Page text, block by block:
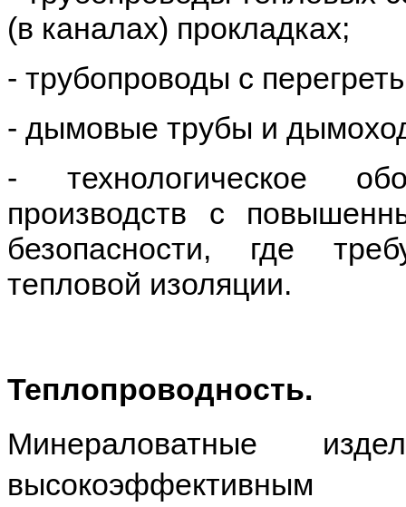
(в каналах) прокладках;
- трубопроводы с
- дымовые трубы и
- технологическое
производств с
безопасности, где
тепловой изоляции.
Теплопроводность.
Минераловатные